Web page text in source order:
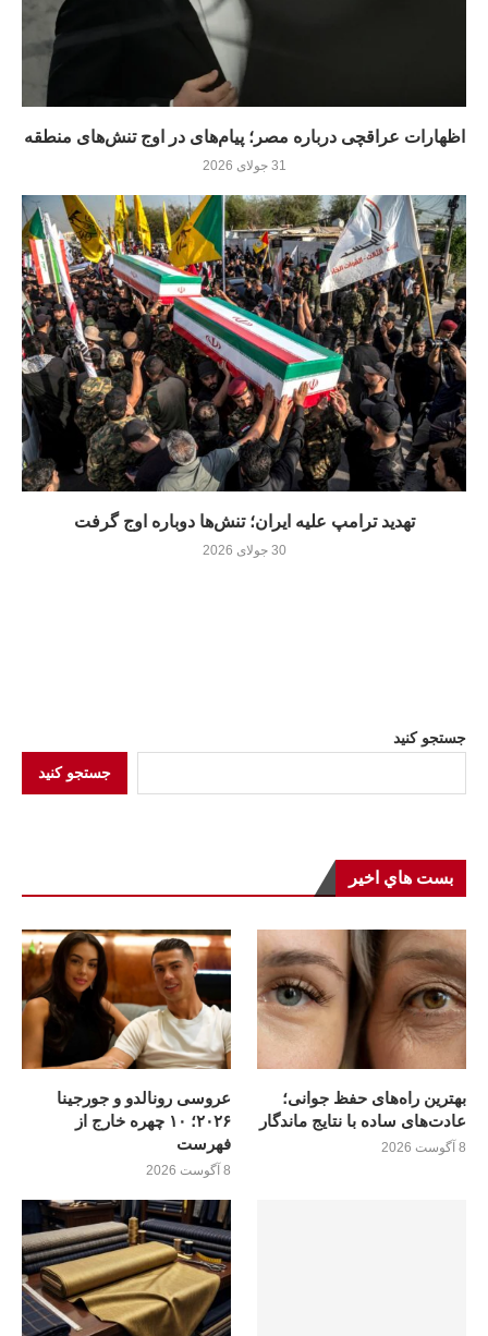
اظهارات عراقچی درباره مصر؛ پیام‌های در اوج تنش‌های منطقه
31 جولای 2026
تهدید ترامپ علیه ایران؛ تنش‌ها دوباره اوج گرفت
30 جولای 2026
جستجو کنید
جستجو کنید
بست هاي اخير
بهترین راه‌های حفظ جوانی؛
عادت‌های ساده با نتایج ماندگار
8 آگوست 2026
عروسی رونالدو و جورجینا
۲۰۲۶؛ ۱۰ چهره خارج از
فهرست
8 آگوست 2026